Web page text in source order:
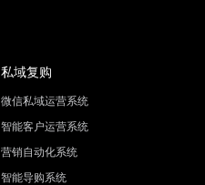
私域复购
微信私域运营系统
智能客户运营系统
营销自动化系统
智能导购系统